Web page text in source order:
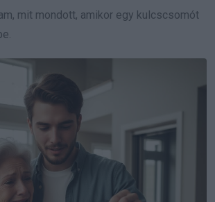
mit mondott, amikor egy kulcscsomót